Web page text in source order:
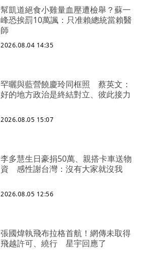
幫凱道絕食小雞量血壓遭檢舉？蘇一
峰恐挨罰10萬諷：只准賴總統當賴醫
師
2026.08.04 14:35
罕曬與藍營饒慶玲同框照 蔡英文：
好的地方政治是終結對立、彼此接力
2026.08.05 15:07
李多慧生日豪捐50萬、親搭卡車送物
資 感性謝台灣：沒有大家就沒我
2026.08.05 12:56
張國煒執飛布拉格首航！網傳未取得
飛越許可、繞行 星宇回應了